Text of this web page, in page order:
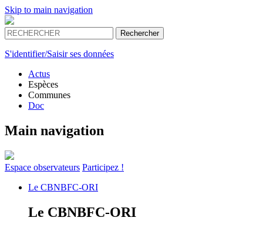
Skip to main navigation
S'identifier/Saisir ses données
Actus
Espèces
Communes
Doc
Main navigation
Espace observateurs Participez !
Le CBNBFC-ORI
Le CBNBFC-ORI